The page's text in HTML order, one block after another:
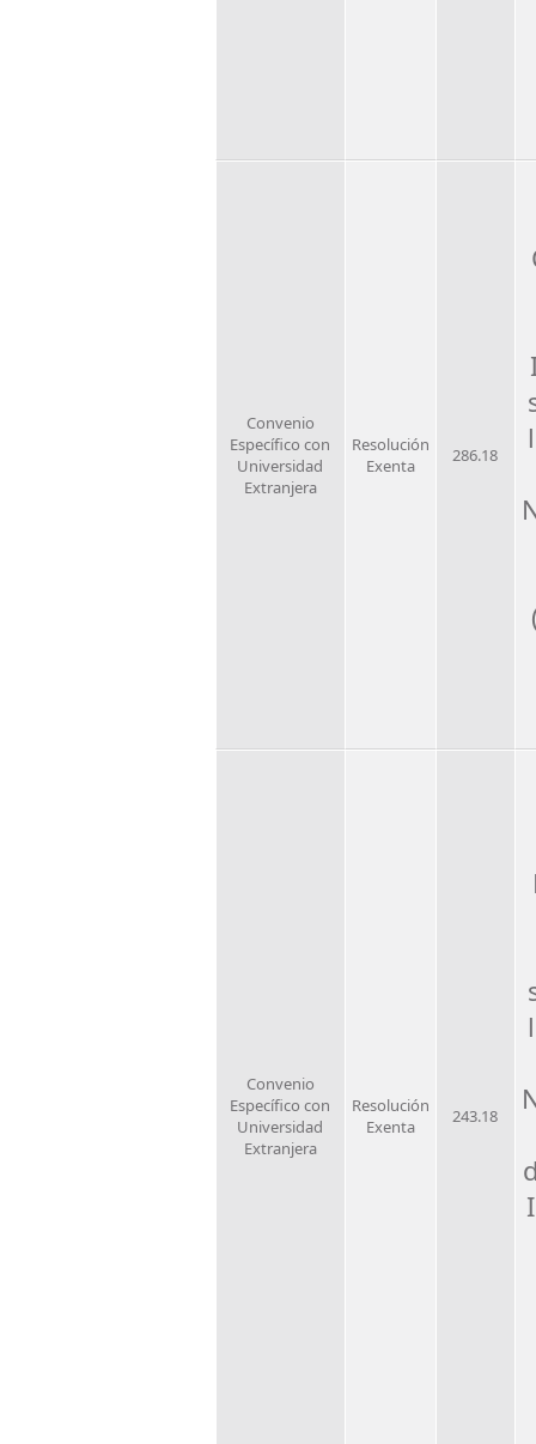
Convenio
Específico con
Universidad
Extranjera
Resolución
Exenta
286.18
Convenio
Específico con
Universidad
Extranjera
Resolución
Exenta
243.18